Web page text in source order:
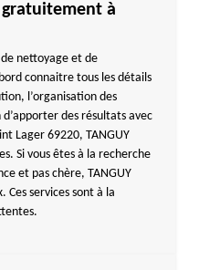
à
nettoyage et de
connaitre tous les détails
l’organisation des
des résultats avec
Lager 69220, TANGUY
Si vous êtes à la recherche
et pas chère, TANGUY
Ces services sont à la